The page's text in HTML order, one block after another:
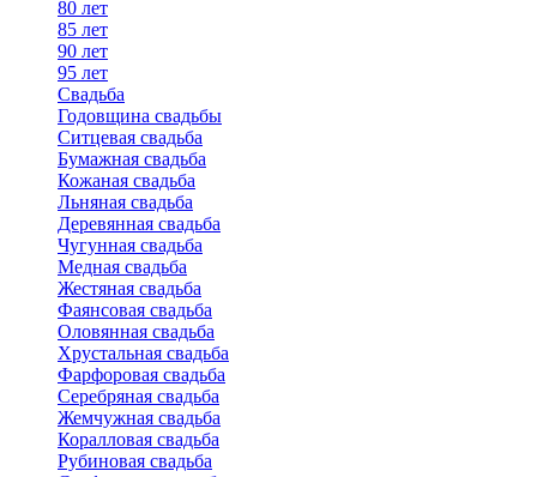
80 лет
85 лет
90 лет
95 лет
Свадьба
Годовщина свадьбы
Ситцевая свадьба
Бумажная свадьба
Кожаная свадьба
Льняная свадьба
Деревянная свадьба
Чугунная свадьба
Медная свадьба
Жестяная свадьба
Фаянсовая свадьба
Оловянная свадьба
Хрустальная свадьба
Фарфоровая свадьба
Серебряная свадьба
Жемчужная свадьба
Коралловая свадьба
Рубиновая свадьба